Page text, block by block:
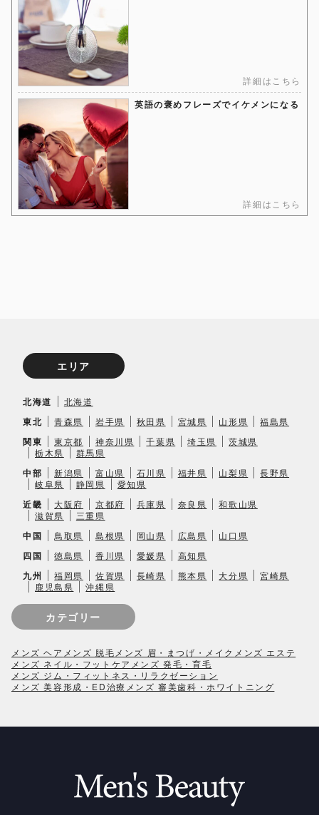
詳細はこちら
英語の褒めフレーズでイケメンになる
詳細はこちら
エリア
北海道 北海道
東北 青森県 岩手県 秋田県 宮城県 山形県 福島県
関東 東京都 神奈川県 千葉県 埼玉県
茨城県
栃木県
群馬県
中部 新潟県 富山県 石川県 福井県 山梨県
長野県
岐阜県
静岡県 愛知県
近畿 大阪府 京都府 兵庫県 奈良県
和歌山県
滋賀県
三重県
中国 鳥取県 島根県 岡山県 広島県 山口県
四国 徳島県 香川県 愛媛県 高知県
九州 福岡県 佐賀県 長崎県 熊本県 大分県
宮崎県
鹿児島県
沖縄県
カテゴリー
メンズ ヘア メンズ 脱毛 メンズ 眉・まつげ・メイク メンズ エステ
メンズ ネイル・フットケア メンズ 発毛・育毛
メンズ ジム・フィットネス・リラクゼーション
メンズ 美容形成・ED治療 メンズ 審美歯科・ホワイトニング